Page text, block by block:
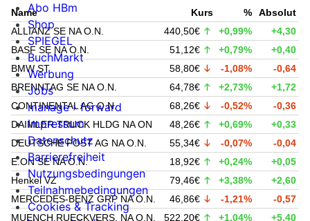
Name Kurs %
Absolut
ALLIANZ SE NA O.N.
440,50€ +0,99%
+4,30
BASF SE NA O.N.
51,12€ +0,79%
+0,40
BMW ST
58,80€ -1,08%
-0,64
BRENNTAG SE NA O.N.
64,78€ +2,73%
+1,72
CONTINENTAL AG O.N.
68,26€ -0,52%
-0,36
DAIMLER TRUCK HLDG NA ON
48,26€ +0,69%
+0,33
DEUTSCHE POST AG NA O.N.
55,34€ -0,07%
-0,04
E.ON SE NA O.N.
18,92€ +0,24%
+0,05
Henkel VZ
79,46€ +3,38%
+2,60
MERCEDES-BENZ GRP NA O.N.
46,86€ -1,21%
-0,57
MUENCH.RUECKVERS. NA O.N.
522,20€ +1,04% +5,40
Abo HBm
Shop
SPIEGEL
BuchMarkt
Werbung
Jobs
manage › forward
Impressum
Datenschutz
Barrierefreiheit
Nutzungsbedingungen
Teilnahmebedingungen
Cookies & Tracking